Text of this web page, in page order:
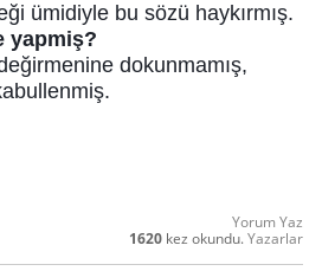
ümidiyle bu sözü haykırmış.
yapmiş?
dokunmamış,
Yorum Yaz
1620 kez okundu.Yazarlar